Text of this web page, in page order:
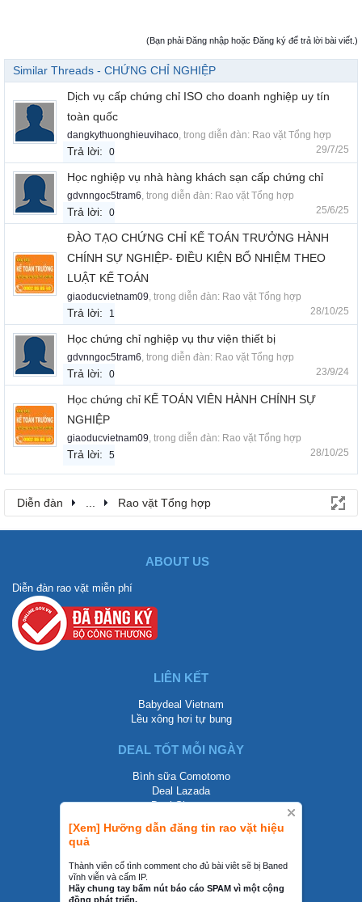
[Xem] Hưỡng dẫn đăng tin rao vặt hiệu
quả
Thành viên cố tình comment cho đủ bài viêt sẽ bị Baned
vĩnh viễn và cấm IP.
Hãy chung tay bấm nút báo cáo SPAM vì một cộng
đồng phát triển.
(Bạn phải Đăng nhập hoặc Đăng ký để trả lời bài viết.)
Similar Threads - CHỨNG CHỈ NGHIỆP
Dịch vụ cấp chứng chỉ ISO cho doanh nghiệp uy tín
toàn quốc
dangkythuonghieuvihaco, trong diễn đàn: Rao vặt Tổng hợp
Trả lời: 0 29/7/25
Học nghiệp vụ nhà hàng khách sạn cấp chứng chỉ
gdvnngoc5tram6, trong diễn đàn: Rao vặt Tổng hợp
Trả lời: 0 25/6/25
ĐÀO TẠO CHỨNG CHỈ KẾ TOÁN TRƯỞNG HÀNH
CHÍNH SỰ NGHIỆP- ĐIỀU KIỆN BỔ NHIỆM THEO
LUẬT KẾ TOÁN
giaoducvietnam09, trong diễn đàn: Rao vặt Tổng hợp
Trả lời: 1 28/10/25
Học chứng chỉ nghiệp vụ thư viện thiết bị
gdvnngoc5tram6, trong diễn đàn: Rao vặt Tổng hợp
Trả lời: 0 23/9/24
Học chứng chỉ KẾ TOÁN VIÊN HÀNH CHÍNH SỰ
NGHIỆP
giaoducvietnam09, trong diễn đàn: Rao vặt Tổng hợp
Trả lời: 5 28/10/25
Diễn đàn ... Rao vặt Tổng hợp
ABOUT US
Diễn đàn rao vặt miễn phí
LIÊN KẾT
Babydeal Vietnam
Lều xông hơi tự bung
DEAL TỐT MỖI NGÀY
Bình sữa Comotomo
Deal Lazada
Deal Shopee
LIÊN HỆ
0858002468
contact@mraovat.vn